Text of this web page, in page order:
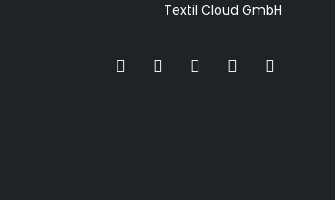
Textil Cloud GmbH